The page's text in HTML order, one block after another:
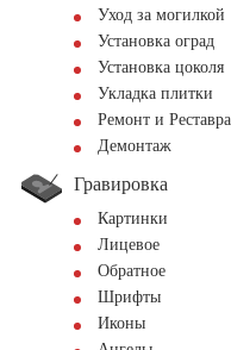
Уход за могилкой
Установка оград
Установка цоколя
Укладка плитки
Ремонт и
Демонтаж
Гравировка
Картинки
Лицевое
Обратное
Шрифты
Иконы